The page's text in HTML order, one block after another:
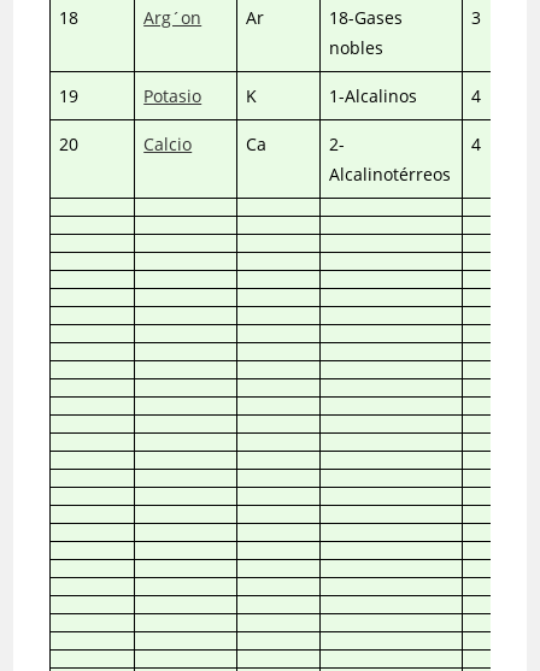
18 Arg´on Ar
18-Gases
nobles
3
19 Potasio K 1-Alcalinos 4
20 Calcio Ca
2-
Alcalinotérreos
4